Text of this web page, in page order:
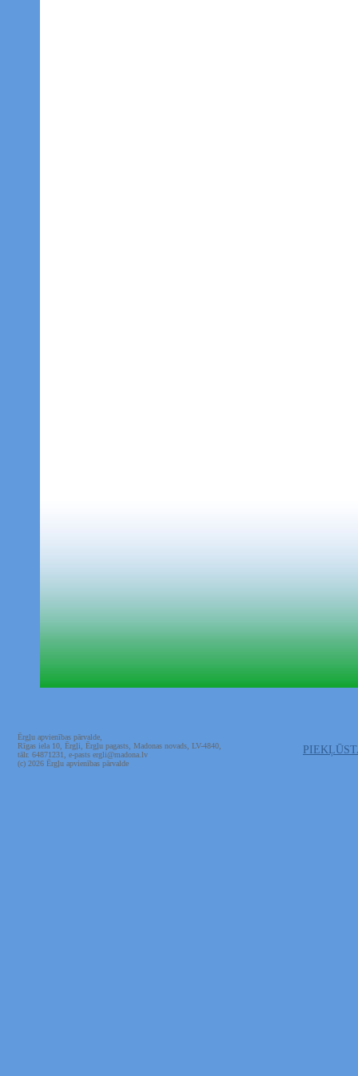
Ērgļu apvienības pārvalde,
Rīgas iela 10, Ērgļi, Ērgļu pagasts, Madonas novads, LV-4840,
tālr. 64871231, e-pasts ergli@madona.lv
(c) 2026 Ērgļu apvienības pārvalde